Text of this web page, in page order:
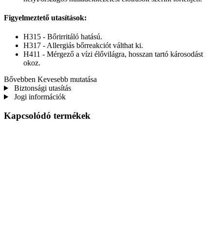
Figyelmeztető utasítások:
H315 - Bőrirritáló hatású.
H317 - Allergiás bőrreakciót válthat ki.
H411 - Mérgező a vízi élővilágra, hosszan tartó károsodást
okoz.
Bővebben Kevesebb mutatása
Biztonsági utasítás
Jogi információk
Kapcsolódó termékek